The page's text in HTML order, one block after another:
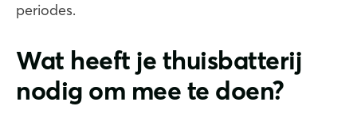
periodes.
Wat heeft je thuisbatterij
nodig om mee te doen?